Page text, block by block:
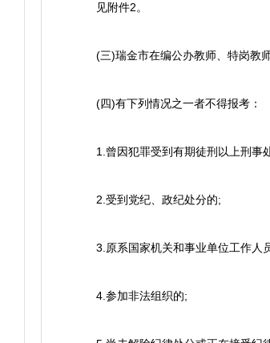
见附件2。
(三)瑞金市在编公办教师、特岗教师
(四)有下列情况之一者不得报考：
1.曾因犯罪受到有期徒刑以上刑事
2.受到党纪、政纪处分的;
3.原系国家机关和事业单位工作人
4.参加非法组织的;